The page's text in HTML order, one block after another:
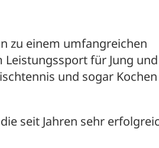
zu einem umfangreichen
für Jung
und sogar
seit Jahren sehr